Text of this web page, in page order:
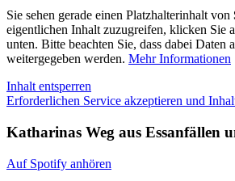
Sie sehen gerade einen Platzhalterinhalt von
eigentlichen Inhalt zuzugreifen, klicken Sie
unten. Bitte beachten Sie, dass dabei Daten
weitergegeben werden. Mehr Informationen
Inhalt entsperren
Erforderlichen Service akzeptieren und
Katharinas Weg aus Essanfällen
Auf Spotify anhören